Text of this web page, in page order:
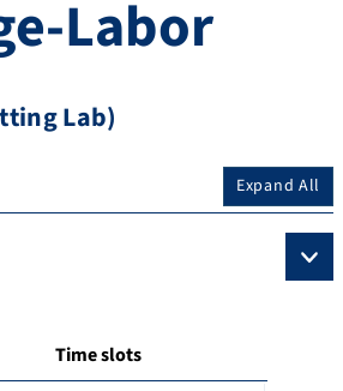
Labor
Lab)
Expand All
Time slots